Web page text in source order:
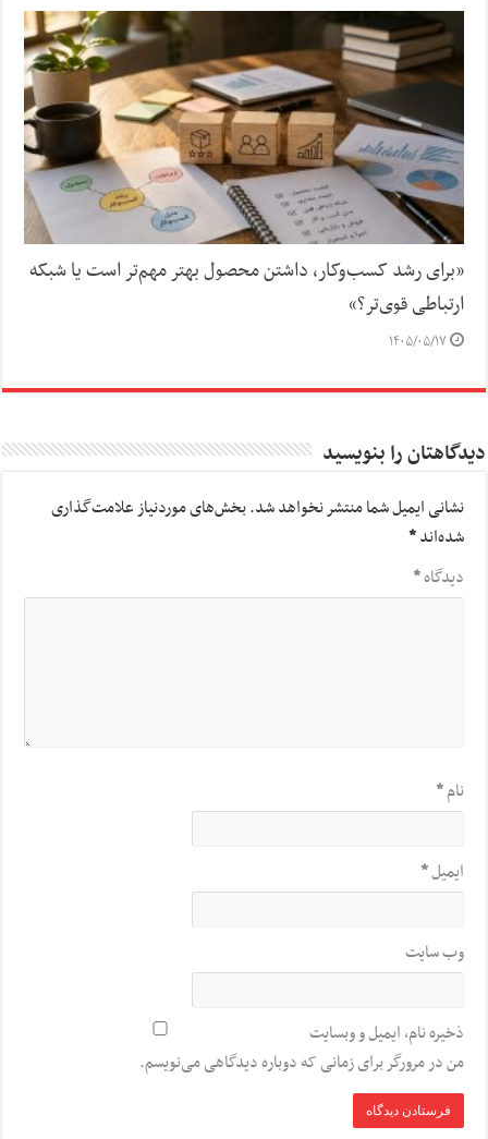
«برای رشد کسب‌وکار، داشتن محصول بهتر مهم‌تر است یا شبکه
ارتباطی قوی‌تر؟»
۱۴۰۵/۰۵/۱۷
دیدگاهتان را بنویسید
نشانی ایمیل شما منتشر نخواهد شد.بخش‌های موردنیاز علامت‌گذاری
شده‌اند*
دیدگاه*
نام*
ایمیل*
وب‌ سایت
ذخیره نام، ایمیل و وبسایت
من در مرورگر برای زمانی که دوباره دیدگاهی می‌نویسم.